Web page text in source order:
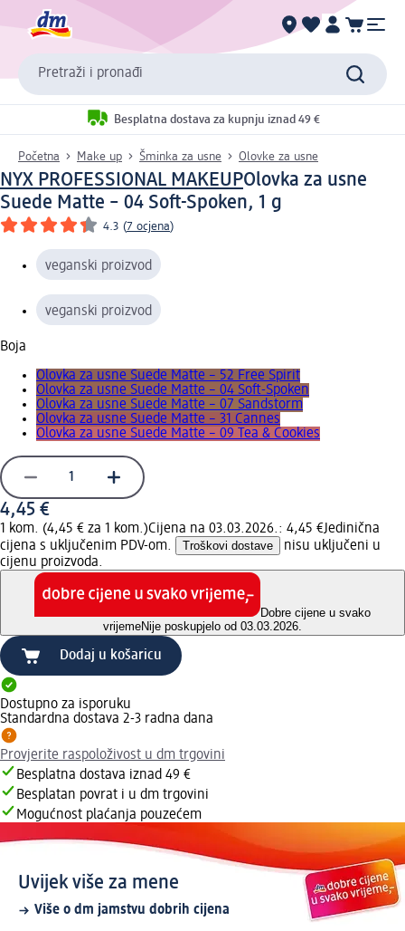
Pretraži i pronađi
Besplatna dostava za kupnju iznad 49 €
Početna Make up Šminka za usne Olovke za usne
NYX PROFESSIONAL MAKEUPOlovka za usne
Suede Matte – 04 Soft-Spoken, 1 g
4.3 (7 ocjena)
veganski proizvod
veganski proizvod
Boja
Olovka za usne Suede Matte – 52 Free Spirit
Olovka za usne Suede Matte – 04 Soft-Spoken
Olovka za usne Suede Matte – 07 Sandstorm
Olovka za usne Suede Matte – 31 Cannes
Olovka za usne Suede Matte – 09 Tea & Cookies
4,45 €
1 kom. (4,45 € za 1 kom.)Cijena na 03.03.2026.: 4,45 €Jedinična
cijena s uključenim PDV-om.
Troškovi dostave
nisu uključeni u
cijenu proizvoda.
Dobre cijene u svako
vrijemeNije poskupjelo od 03.03.2026.
Dodaj u košaricu
Dostupno za isporuku
Standardna dostava 2-3 radna dana
Provjerite raspoloživost u dm trgovini
Besplatna dostava iznad 49 €
Besplatan povrat i u dm trgovini
Mogućnost plaćanja pouzećem
Uvijek više za mene
Više o dm jamstvu dobrih cijena